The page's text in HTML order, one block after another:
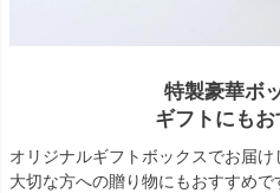
特製豪華ボ
ギフトにも
オリジナルギフトボックスでお届け
大切な方への贈り物にもおすすめで